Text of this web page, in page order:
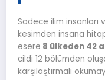
Sadece ilim
kesimden insana
esere 8 ülkeden 42
cildi 12 bölümden
karşılaştırmalı